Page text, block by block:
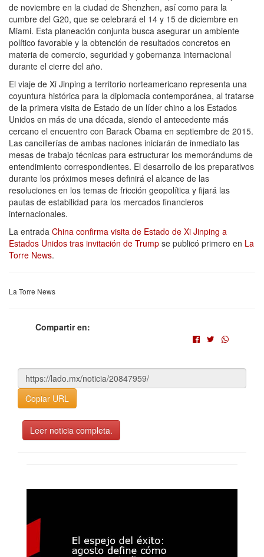
de noviembre en la ciudad de Shenzhen, así como para la
cumbre del G20, que se celebrará el 14 y 15 de diciembre en
Miami. Esta planeación conjunta busca asegurar un ambiente
político favorable y la obtención de resultados concretos en
materia de comercio, seguridad y gobernanza internacional
durante el cierre del año.
El viaje de Xi Jinping a territorio norteamericano representa una
coyuntura histórica para la diplomacia contemporánea, al tratarse
de la primera visita de Estado de un líder chino a los Estados
Unidos en más de una década, siendo el antecedente más
cercano el encuentro con Barack Obama en septiembre de 2015.
Las cancillerías de ambas naciones iniciarán de inmediato las
mesas de trabajo técnicas para estructurar los memorándums de
entendimiento correspondientes. El desarrollo de los preparativos
durante los próximos meses definirá el alcance de las
resoluciones en los temas de fricción geopolítica y fijará las
pautas de estabilidad para los mercados financieros
internacionales.
La entrada China confirma visita de Estado de Xi Jinping a
Estados Unidos tras invitación de Trump se publicó primero en La
Torre News.
La Torre News
Compartir en:
Copiar URL
Leer noticia completa.